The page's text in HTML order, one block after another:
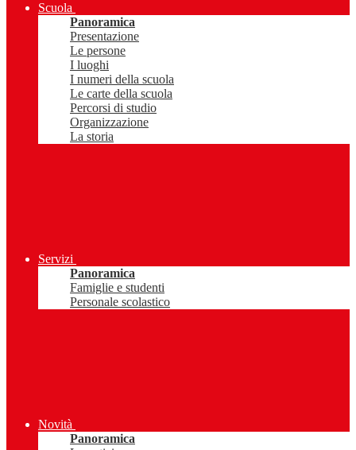
Scuola
Panoramica
Presentazione
Le persone
I luoghi
I numeri della scuola
Le carte della scuola
Percorsi di studio
Organizzazione
La storia
Servizi
Panoramica
Famiglie e studenti
Personale scolastico
Novità
Panoramica